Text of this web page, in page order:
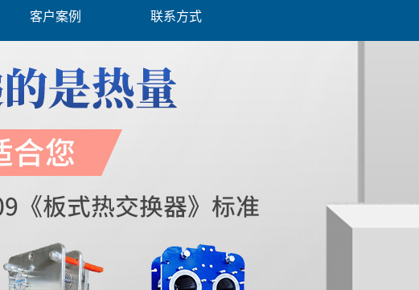
客户案例 联系方式